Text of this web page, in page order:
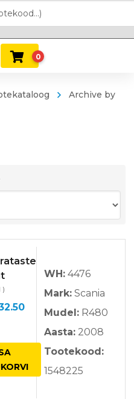
0
Archive by
)
Praegune
hind
on:
€32.50.
WH: 4476
Mark: Scania
Mudel: R480
Aasta: 2008
Tootekood:
1548225